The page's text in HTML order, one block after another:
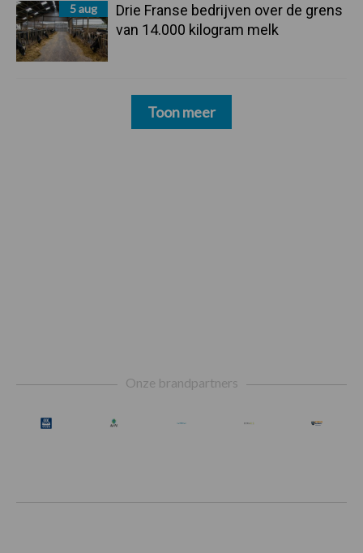
5 aug
Drie Franse bedrijven over de grens
van 14.000 kilogram melk
Toon meer
Onze brandpartners